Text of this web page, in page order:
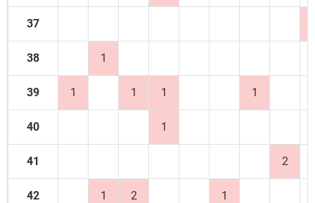
37
38 1
39 1 1 1 1
40 1
41 2
42 1 2 1